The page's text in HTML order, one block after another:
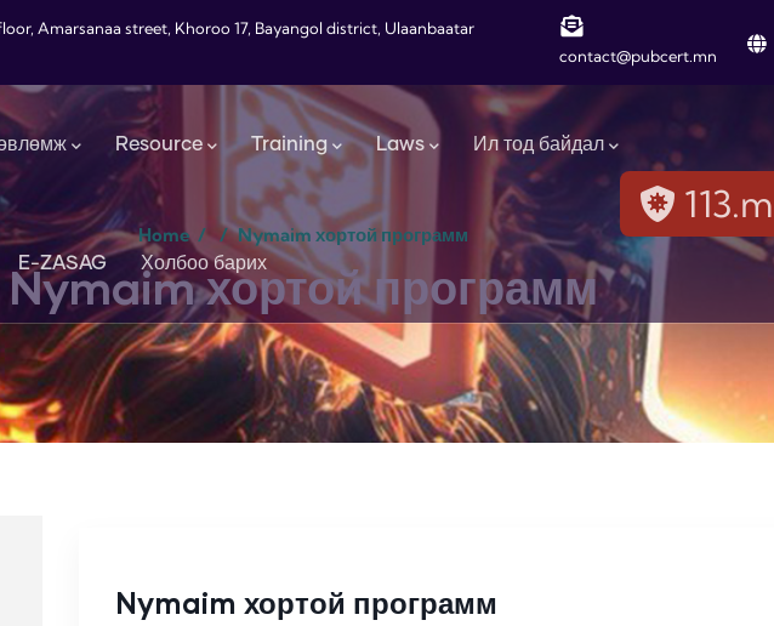
Amarsanaa street, Khoroo 17, Bayangol district, Ulaanbaatar
contact@pubcert.mn
Resource Training Laws Ил тод байдал
E-ZASAG Холбоо барих
Home / / Nymaim хортой программ
Nymaim хортой программ
Nymaim хортой программ